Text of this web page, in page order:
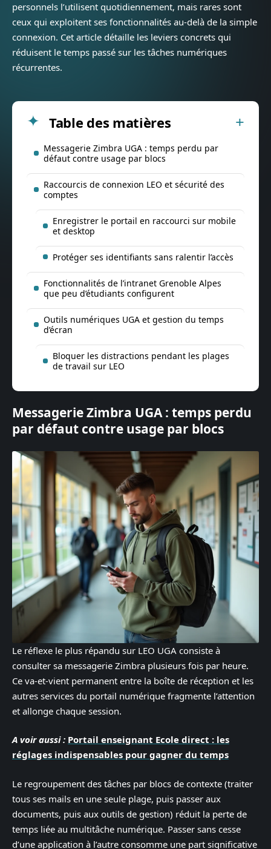
personnels l’utilisent quotidiennement, mais rares sont
ceux qui exploitent ses fonctionnalités au-delà de la simple
connexion. Cet article détaille les leviers concrets qui
réduisent le temps passé sur les tâches numériques
récurrentes.
Table des matières
Messagerie Zimbra UGA : temps perdu par
défaut contre usage par blocs
Raccourcis de connexion LEO et sécurité des
comptes
Enregistrer le portail en raccourci sur mobile
et desktop
Protéger ses identifiants sans ralentir l’accès
Fonctionnalités de l’intranet Grenoble Alpes
que peu d’étudiants configurent
Outils numériques UGA et gestion du temps
d’écran
Bloquer les distractions pendant les plages
de travail sur LEO
Messagerie Zimbra UGA : temps perdu
par défaut contre usage par blocs
Le réflexe le plus répandu sur LEO UGA consiste à
consulter sa messagerie Zimbra plusieurs fois par heure.
Ce va-et-vient permanent entre la boîte de réception et les
autres services du portail numérique fragmente l’attention
et allonge chaque session.
A voir aussi : Portail enseignant Ecole direct : les
réglages indispensables pour gagner du temps
Le regroupement des tâches par blocs de contexte (traiter
tous ses mails en une seule plage, puis passer aux
documents, puis aux outils de gestion) réduit la perte de
temps liée au multitâche numérique. Passer sans cesse
d’une application à l’autre consomme une part significative